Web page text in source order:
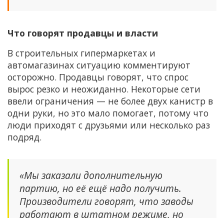
Что говорят продавцы и власти
В строительных гипермаркетах и
автомагазинах ситуацию комментируют
осторожно. Продавцы говорят, что спрос
вырос резко и неожиданно. Некоторые сети
ввели ограничения — не более двух канистр в
одни руки, но это мало помогает, потому что
люди приходят с друзьями или несколько раз
подряд.
«Мы заказали дополнительную
партию, но её ещё надо получить.
Производители говорят, что заводы
работают в штатном режиме, но